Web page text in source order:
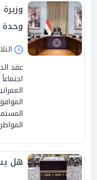
الثلاثاء 24/
عقد
هل